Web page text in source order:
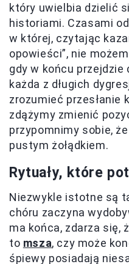
który uwielbia dzielić
historiami. Czasami
w której, czytając
opowieści”, nie
gdy w końcu przejdzie
każda z długich
zrozumieć przesłanie
zdążymy zmienić
przypomnimy sobie,
pustym żołądkiem.
Rytuały, które
Niezwykle istotne są
chóru zaczyna
ma końca, zdarza się,
to msza, czy może
śpiewy posiadają